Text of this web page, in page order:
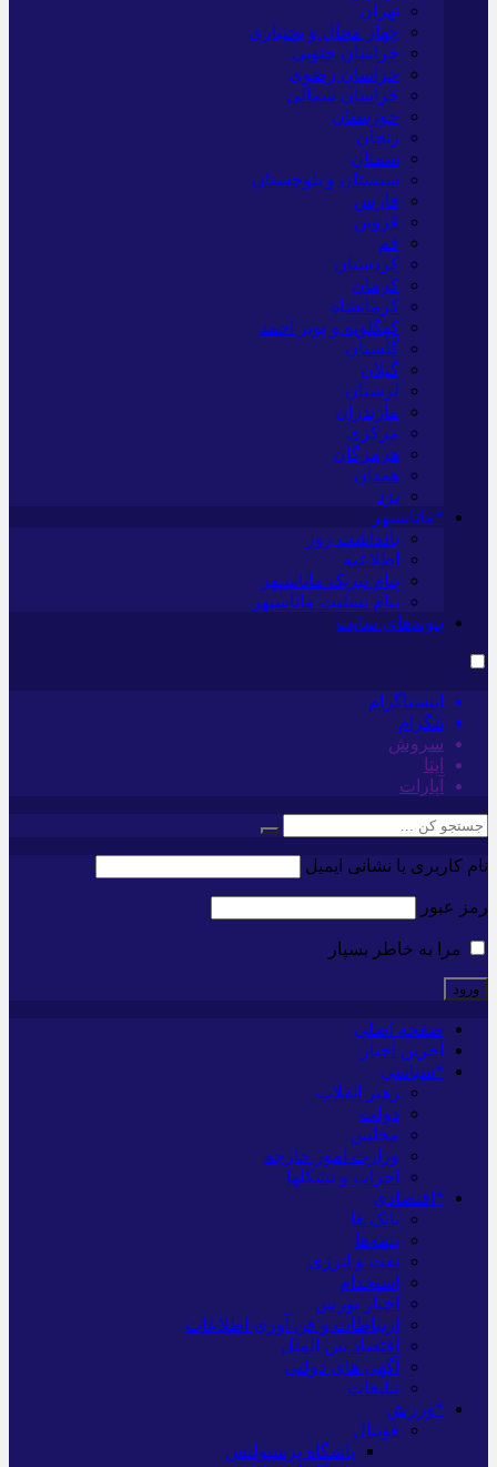
تهران
چهار محال و بختیاری
خراسان جنوبی
خراسان رضوی
خراسان شمالی
خوزستان
زنجان
سمنان
سیستان و بلوچستان
فارس
قزوین
قم
کردستان
کرمان
کرمانشاه
کهگلویه و بویر احمد
گلستان
گیلان
لرستان
مازندران
مرکزی
هرمزگان
همدان
یزد
*ماناسپهر
یادداشت روز
اطلاعیه
پیام تبریک ماناسپهر
پیام تسلیت ماناسپهر
پیوندهای سایت
اینستاگرام
تلگرام
سروش
ایتا
آپارات
نام کاربری یا نشانی ایمیل
رمز عبور
مرا به خاطر بسپار
صفحه اصلی
آخرین اخبار
*سیاسی
رهبر انقلاب
دولت
مجلس
وزارت امور خارجه
احزاب و تشکلها
*اقتصادی
بانک ها
بیمه‌ها
نفت و انرژی
استخدام
اخبار بورس
ارتباطات و فن آوری اطلاعات
اقتصاد بین الملل
آگهی های دولتی
تبلیغات
*ورزش
فوتبال
باشگاه پرسپولیس